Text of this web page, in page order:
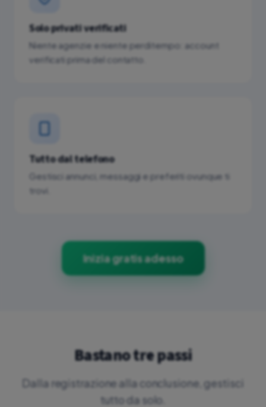
Solo privati verificati
Niente agenzie e niente perditempo: account
verificati prima del contatto.
Tutto dal telefono
Gestisci annunci, messaggi e preferiti ovunque ti
trovi.
Inizia gratis adesso
Bastano tre passi
Dalla registrazione alla conclusione, gestisci
tutto da solo.